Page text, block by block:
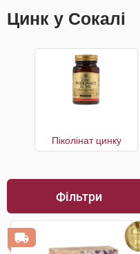
Цинк у Сокалі
Піколінат цинку
Фільтри